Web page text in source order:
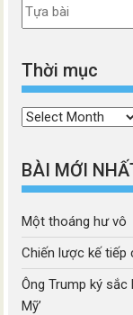
Thời mục
Thời
BÀI MỚI
Một thoáng hư vô
Chiến lược kế tiếp
Ông Trump ký sắc
Mỹ’